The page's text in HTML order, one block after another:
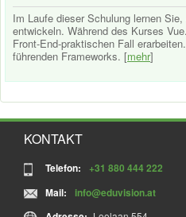
Im Laufe dieser Schulung lernen
entwickeln. Während des Kurses
Front-End-praktischen Fall
führenden Frameworks. [mehr]
KONTAKT
Telefon:
+31 880 444 222
Mail:
info@eduvision.at